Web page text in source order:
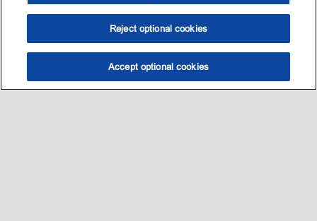
选油助手 查找门店
Reject optional cookies
Accept optional cookies